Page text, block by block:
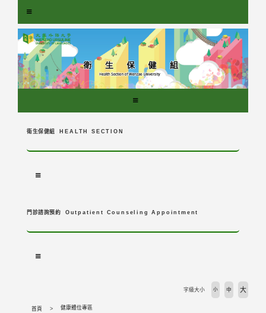
衛生保健組 HEALTH SECTION
門診諮詢預約 Outpatient Counseling Appointment
首頁 健康體位專區
字級大小 小 中 大